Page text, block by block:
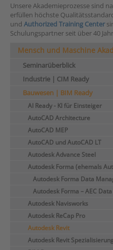
Unsere Akademieprozesse sind
erfüllen höchste
und Authorized Training Center
Schulungspartner seit über 40
Mensch und Maschine
Seminarüberblick
Industrie | CIM Ready
Bauwesen | BIM Ready
AI Ready - KI für Einsteiger
AutoCAD Architecture
AutoCAD MEP
AutoCAD und AutoCAD LT
Autodesk Advance Steel
Autodesk Forma (ehemals
Autodesk Forma Data
Autodesk Forma – AEC
Autodesk Navisworks
Autodesk ReCap Pro
Autodesk Revit
Autodesk Revit